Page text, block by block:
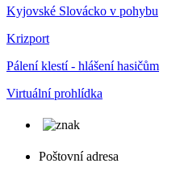
Kyjovské Slovácko v pohybu
Krizport
Pálení klestí - hlášení hasičům
Virtuální prohlídka
Poštovní adresa